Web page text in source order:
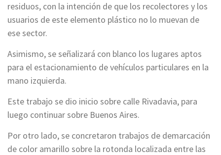
residuos, con la intención de que los recolectores y los
usuarios de este elemento plástico no lo muevan de
ese sector.
Asimismo, se señalizará con blanco los lugares aptos
para el estacionamiento de vehículos particulares en la
mano izquierda.
Este trabajo se dio inicio sobre calle Rivadavia, para
luego continuar sobre Buenos Aires.
Por otro lado, se concretaron trabajos de demarcación
de color amarillo sobre la rotonda localizada entre las